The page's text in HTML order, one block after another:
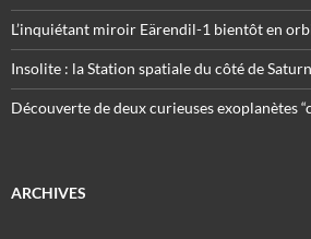
L’inquiétant miroir Eärendil-1 bientôt en
Insolite : la Station spatiale du côté de
Découverte de deux curieuses exoplanètes
ARCHIVES